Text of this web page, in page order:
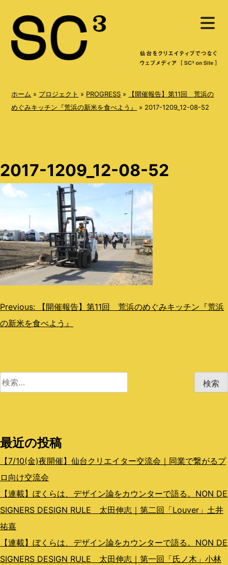
e
n
メ
ニ
を
開
く
ホーム » プロジェクト » PROGRESS »
【開催報告】第11回 荒浜の
めぐみキッチン『荒浜の新米を食べよう』
» 2017-1209_12-08-52
2017-1209_12-08-52
投
稿
ゲ
ョ
ン
Previous:
【開催報告】第11回 荒浜のめぐみキッチン『荒浜
の新米を食べよう』
検
最近の投稿
【7/10(金)夜開催】仙台クリエイター交流会｜同業で繋がるプ
ロ向け交流会
【連載】ぼくらは、デザイン論をカウンターで語る。NON DE
SIGNERS DESIGN RULE 太田伸志｜第二回「Louver」土井
祐嘉
【連載】ぼくらは、デザイン論をカウンターで語る。NON DE
SIGNERS DESIGN RULE 太田伸志｜第一回「氏ノ木」小林